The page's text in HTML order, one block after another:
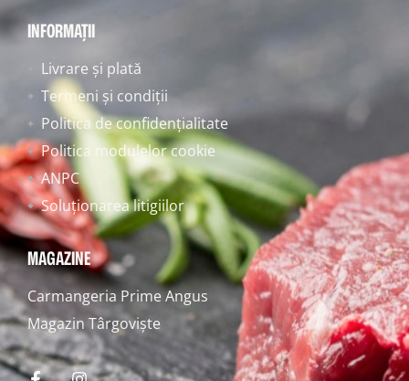
INFORMAȚII
Livrare și plată
Termeni și condiții
Politica de confidențialitate
Politica modulelor cookie
ANPC
Soluționarea litigiilor
MAGAZINE
Carmangeria Prime Angus
Magazin Târgoviște